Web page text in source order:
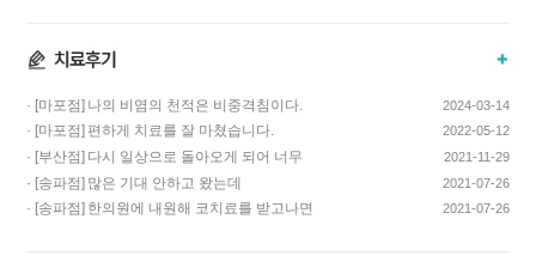
· [마포점] 나의 비염의 천적은 비중격침이다. 2024-03-14
· [마포점] 편하게 치료를 잘 마쳤습니다. 2022-05-12
· [부산점] 다시 일상으로 돌아오게 되어 너무
기쁩니다…
2021-11-29
· [송파점] 많은 기대 안하고 왔는데
코스요리처럼 이어…
2021-07-26
· [송파점] 한의원에 내원해 코치료를 받고나면
2021-07-26